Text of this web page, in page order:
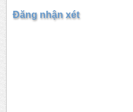
Đăng nhận xét